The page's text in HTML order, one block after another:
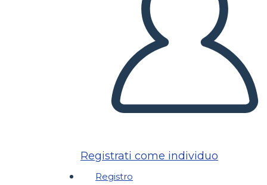
Registrati come individuo
Registro